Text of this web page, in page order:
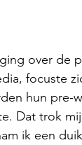
over de
focuste
hun pre-
Dat trok
ik een